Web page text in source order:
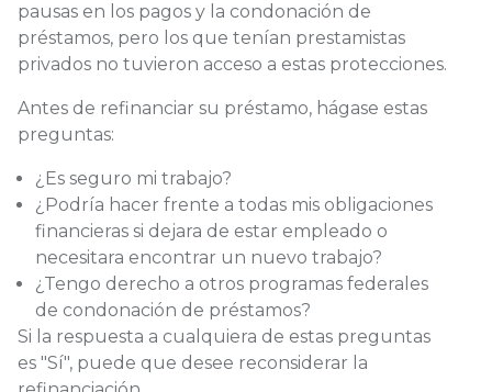
pausas en los pagos y la condonación de
préstamos, pero los que tenían prestamistas
privados no tuvieron acceso a estas protecciones.
Antes de refinanciar su préstamo, hágase estas
preguntas:
¿Es seguro mi trabajo?
¿Podría hacer frente a todas mis obligaciones
financieras si dejara de estar empleado o
necesitara encontrar un nuevo trabajo?
¿Tengo derecho a otros programas federales
de condonación de préstamos?
Si la respuesta a cualquiera de estas preguntas
es "Sí", puede que desee reconsiderar la